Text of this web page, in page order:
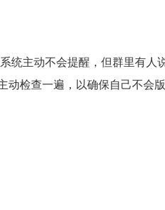
主动不会提醒，但群里有人
动检查一遍，以确保自己不会